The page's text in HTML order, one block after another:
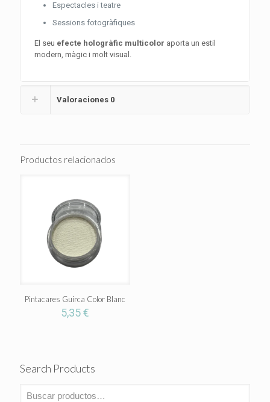
Espectacles i teatre
Sessions fotogràfiques
El seu efecte hologràfic multicolor aporta un estil
modern, màgic i molt visual.
Valoraciones 0
Productos relacionados
Pintacares Guirca Color Blanc
5,35€
Search Products